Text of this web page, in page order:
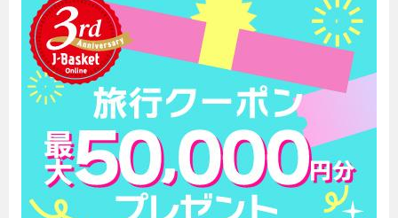
終日航海日にはイベントやグルメを満喫